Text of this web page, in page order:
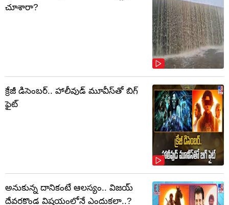
చూశారా?
క్రేజీ డిసెంబర్‌.. హాలీవుడ్ మూవీస్‌తో బిగ్
ఫైట్‌
అనుకున్న దానికంటే ఆలస్యం.. విజయ్
దేవరకొండ విషయంలోనే ఎందుకలా..?